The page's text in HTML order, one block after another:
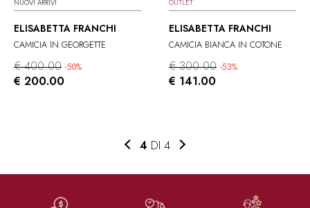
NUOVI ARRIVI
ELISABETTA FRANCHI
CAMICIA IN GEORGETTE
€ 400.00 -50%
€ 200.00
OUTLET
ELISABETTA FRANCHI
CAMICIA BIANCA IN COTONE
€ 300.00 -53%
€ 141.00
4 DI 4